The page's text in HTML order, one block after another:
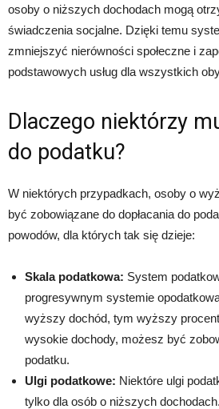
osoby o niższych dochodach mogą
świadczenia socjalne. Dzięki temu
zmniejszyć nierówności społeczne i
podstawowych usług dla wszystkich
Dlaczego niektórzy
do podatku?
W niektórych przypadkach, osoby o
być zobowiązane do dopłacania do
powodów, dla których tak się dzieje:
Skala podatkowa: System
progresywnym systemie
wyższy dochód, tym wyższy
wysokie dochody, możesz być
podatku.
Ulgi podatkowe: Niektóre ulgi
tylko dla osób o niższych